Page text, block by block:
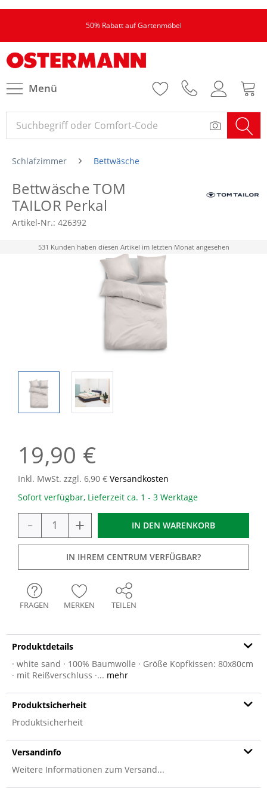
50% Rabatt auf Gartenmöbel
Menü
Schlafzimmer Bettwäsche
Bettwäsche TOM
TAILOR Perkal
Artikel-Nr.: 426392
531 Kunden haben diesen Artikel im letzten Monat angesehen
19,90 €
Inkl. MwSt. zzgl. 6,90 € Versandkosten
Sofort verfügbar, Lieferzeit ca. 1 - 3 Werktage
- + IN DEN WARENKORB
IN IHREM CENTRUM VERFÜGBAR?
FRAGEN MERKEN TEILEN
Produktdetails
· white sand · 100% Baumwolle · Größe Kopfkissen: 80x80cm
· mit Reißverschluss ·... mehr
Produktsicherheit
Produktsicherheit
Versandinfo
Weitere Informationen zum Versand...